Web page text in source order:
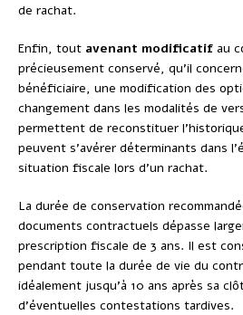
de rachat.
Enfin, tout avenant modificatif au
précieusement conservé, qu’il
bénéficiaire, une modification des
changement dans les modalités de
permettent de reconstituer
peuvent s’avérer déterminants dans
situation fiscale lors d’un rachat.
La durée de conservation
documents contractuels dépasse
prescription fiscale de 3 ans. Il est
pendant toute la durée de vie du
idéalement jusqu’à 10 ans après sa
d’éventuelles contestations tardives.